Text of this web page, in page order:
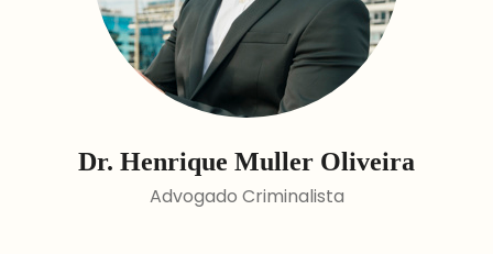
Dr. Henrique Muller Oliveira
Advogado Criminalista